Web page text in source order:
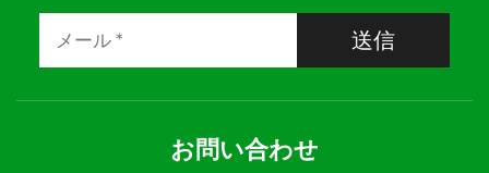
送信
お問い合わせ